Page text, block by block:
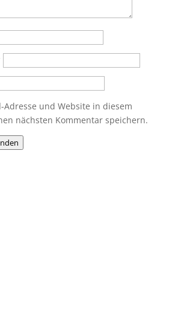
Adresse und Website in diesem
nächsten Kommentar speichern.